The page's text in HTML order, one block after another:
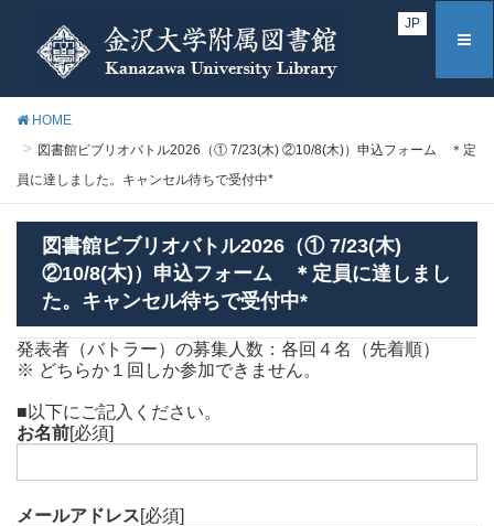
EN JP
HOME
図書館ビブリオバトル2026（① 7/23(木) ②10/8(木)）申込フォーム ＊定
員に達しました。キャンセル待ちで受付中*
図書館ビブリオバトル2026（① 7/23(木)
②10/8(木)）申込フォーム ＊定員に達しまし
た。キャンセル待ちで受付中*
発表者（バトラー）の募集人数：各回４名（先着順）
※ どちらか１回しか参加できません。
■以下にご記入ください。
お名前[必須]
メールアドレス[必須]